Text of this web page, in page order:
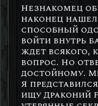
Незнакомец
наконец
способный
войти внутрь
ждет всякого,
вопрос. Но
достойному.
Я
ищу Драконий